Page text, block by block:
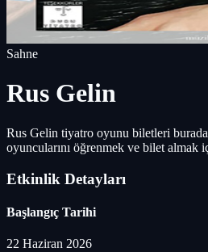
Sahne
Rus Gelin
Rus Gelin tiyatro oyunu biletleri
oyuncularını öğrenmek ve bilet almak
Etkinlik Detayları
Başlangıç Tarihi
22 Haziran 2026